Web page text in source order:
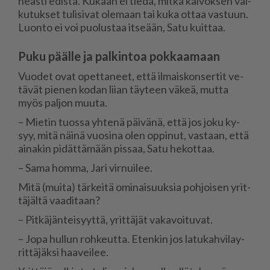
ku­tuk­set tu­li­si­vat ole­maan tai kuka ot­taa vas­tuun.
Luon­to ei voi puo­lus­taa it­se­ään, Satu kuit­taa.
Puku päälle ja palkintoa pokkaamaan
Vuo­det ovat opet­ta­neet, et­tä il­mais­kon­ser­tit ve­
tä­vät pie­nen ko­dan lii­an täy­teen vä­keä, mut­ta
myös pal­jon muu­ta.
– Mie­tin tuos­sa yh­te­nä päi­vä­nä, et­tä jos joku ky­
syy, mitä näi­nä vuo­si­na olen op­pi­nut, vas­taan, et­tä
ai­na­kin pi­dät­tä­mään pis­saa, Satu he­kot­taa.
– Sama hom­ma, Jari vir­nui­lee.
Mitä (mui­ta) tär­kei­tä omi­nai­suuk­sia poh­joi­sen yrit­
tä­jäl­tä vaa­di­taan?
– Pit­kä­jän­tei­syyt­tä, yrit­tä­jät va­ka­voi­tu­vat.
– Jopa hul­lun roh­keut­ta. Eten­kin jos la­tu­kah­vi­la­y­
rit­tä­jäk­si haa­vei­lee.